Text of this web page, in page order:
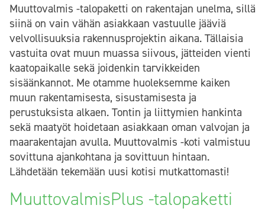
Muuttovalmis -talopaketti on rakentajan unelma, sillä
siinä on vain vähän asiakkaan vastuulle jääviä
velvollisuuksia rakennusprojektin aikana. Tällaisia
vastuita ovat muun muassa siivous, jätteiden vienti
kaatopaikalle sekä joidenkin tarvikkeiden
sisäänkannot. Me otamme huoleksemme kaiken
muun rakentamisesta, sisustamisesta ja
perustuksista alkaen. Tontin ja liittymien hankinta
sekä maatyöt hoidetaan asiakkaan oman valvojan ja
maarakentajan avulla. Muuttovalmis -koti valmistuu
sovittuna ajankohtana ja sovittuun hintaan.
Lähdetään tekemään uusi kotisi mutkattomasti!
MuuttovalmisPlus -talopaketti